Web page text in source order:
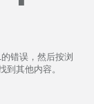
错误，然后按浏
其他内容。